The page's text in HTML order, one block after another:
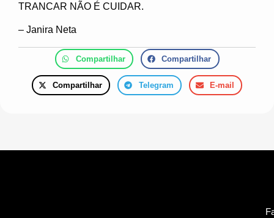
TRANCAR NÃO É CUIDAR.
– Janira Neta
Compartilhar Compartilhar
Compartilhar Telegram E-mail